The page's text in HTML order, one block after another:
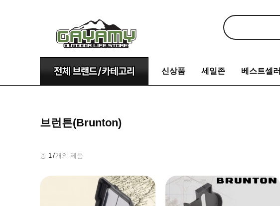
신상품 세일존 베스트셀러
브런튼(Brunton)
총 17개의 제품